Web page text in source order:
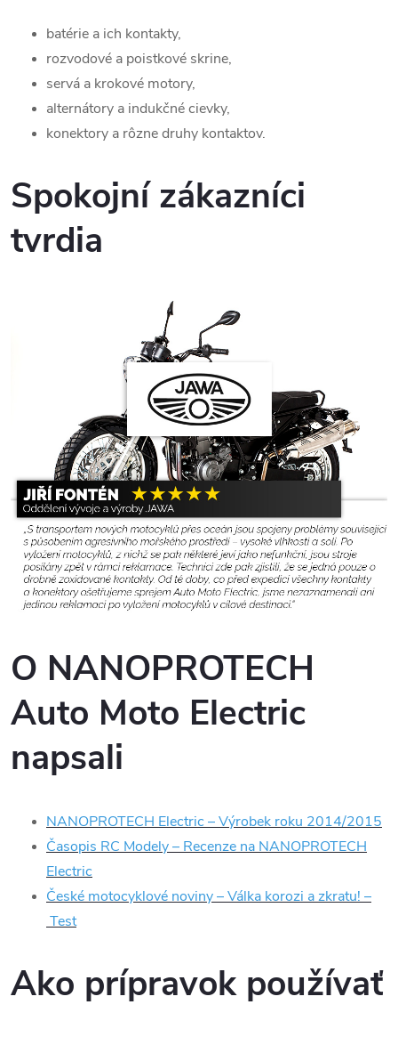
batérie a ich kontakty,
rozvodové a poistkové skrine,
servá a krokové motory,
alternátory a indukčné cievky,
konektory a rôzne druhy kontaktov.
Spokojní zákazníci
tvrdia
O NANOPROTECH
Auto Moto Electric
napsali
NANOPROTECH Electric – Výrobek roku 2014/2015
Časopis RC Modely – Recenze na NANOPROTECH
Electric
České motocyklové noviny – Válka korozi a zkratu! –
Test
Ako prípravok používať